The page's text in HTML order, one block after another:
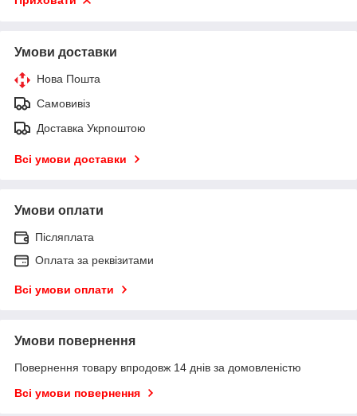
Умови доставки
Нова Пошта
Самовивіз
Доставка Укрпоштою
Всі умови доставки
Умови оплати
Післяплата
Оплата за реквізитами
Всі умови оплати
Умови повернення
Повернення товару впродовж 14 днів за домовленістю
Всі умови повернення